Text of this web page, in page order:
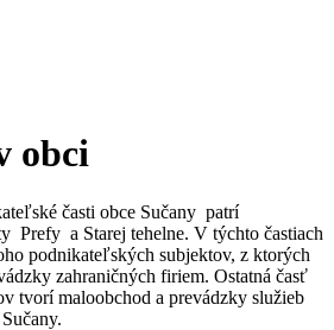
obci
časti obce Sučany patrí
Prefy a Starej tehelne. V týchto častiach
podnikateľských subjektov, z ktorých
zahraničných firiem. Ostatná časť
tvorí maloobchod a prevádzky služieb